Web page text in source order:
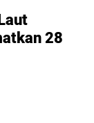
28